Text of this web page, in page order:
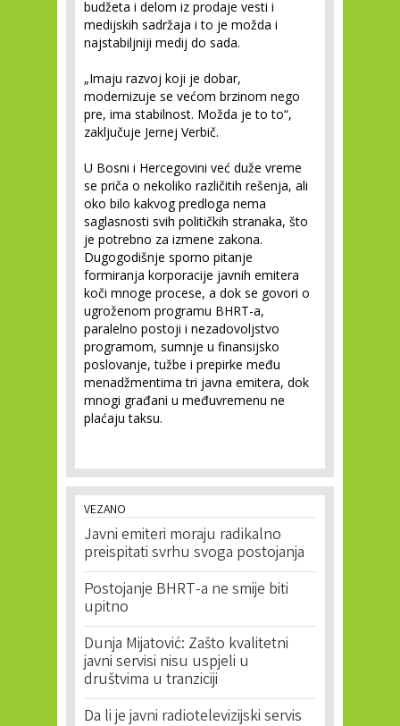
budžeta i delom iz prodaje vesti i
medijskih sadržaja i to je možda i
najstabiljniji medij do sada.
„Imaju razvoj koji je dobar,
modernizuje se većom brzinom nego
pre, ima stabilnost. Možda je to to“,
zaključuje Jernej Verbič.
U Bosni i Hercegovini već duže vreme
se priča o nekoliko različitih rešenja, ali
oko bilo kakvog predloga nema
saglasnosti svih političkih stranaka, što
je potrebno za izmene zakona.
Dugogodišnje sporno pitanje
formiranja korporacije javnih emitera
koči mnoge procese, a dok se govori o
ugroženom programu BHRT-a,
paralelno postoji i nezadovoljstvo
programom, sumnje u finansijsko
poslovanje, tužbe i prepirke među
menadžmentima tri javna emitera, dok
mnogi građani u međuvremenu ne
plaćaju taksu.
VEZANO
Javni emiteri moraju radikalno
preispitati svrhu svoga postojanja
Postojanje BHRT-a ne smije biti
upitno
Dunja Mijatović: Zašto kvalitetni
javni servisi nisu uspjeli u
društvima u tranziciji
Da li je javni radiotelevizijski servis